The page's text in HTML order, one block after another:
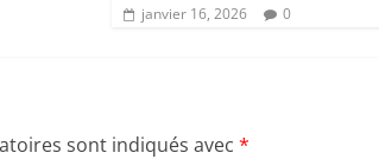
janvier 16, 2026 0
sont indiqués avec *